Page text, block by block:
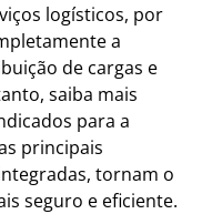
logísticos, por
a
de cargas e
saiba mais
para a
principais
tornam o
seguro e eficiente.